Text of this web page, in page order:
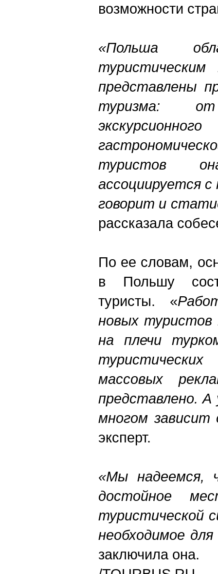
возможности
«Польша
туристическим
представлены
туризма:
туристов
ассоциируется
говорит и
рассказала
По ее словам,
в Польшу
туристы. «
новых
на плечи
массовых
представлено. А
многом
эксперт.
«Мы надеемся,
достойное
туристической
необходимое
заключила она.